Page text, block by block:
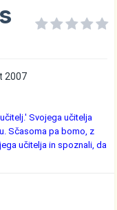
2007
Svojega učitelja
Sčasoma pa bomo, z
učitelja in spoznali, da